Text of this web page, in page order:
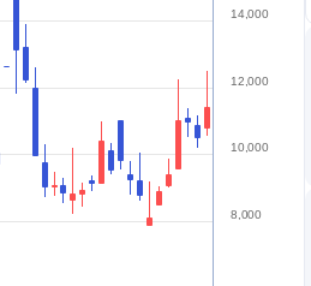
8,000
10,000
12,000
14,000